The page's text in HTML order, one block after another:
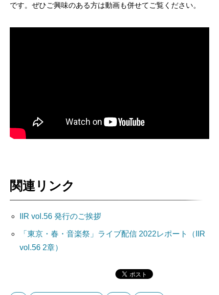
です。ぜひご興味のある方は動画も併せてご覧ください。
関連リンク
IIR vol.56 発行のご挨拶
「東京・春・音楽祭」ライブ配信 2022レポート（IIR
vol.56 2章）